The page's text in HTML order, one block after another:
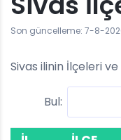
Son güncelleme: 7-8-
Sivas ilinin İlçeleri
Bul: